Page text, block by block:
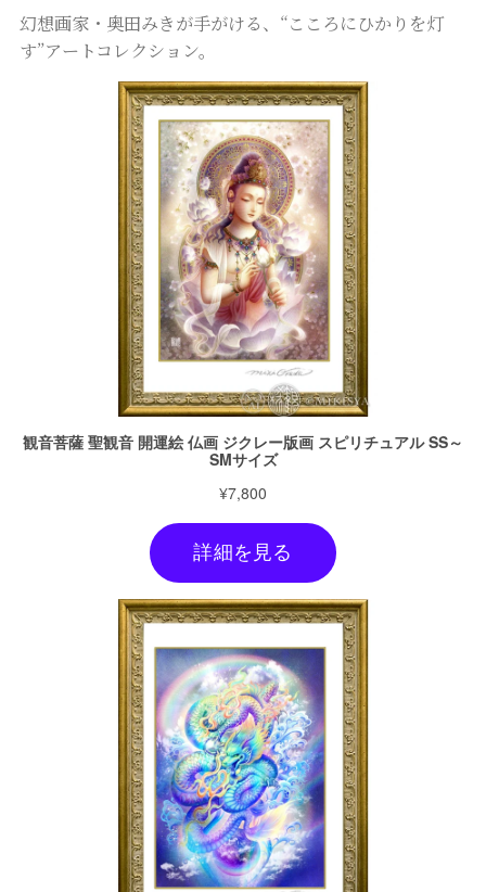
幻想画家・奥田みきが手がける、“こころにひかりを灯
す”アートコレクション。